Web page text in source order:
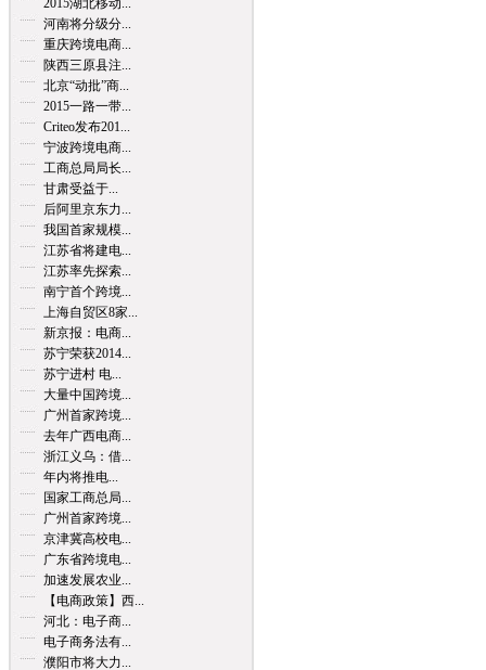
2015湖北移动...
河南将分级分...
重庆跨境电商...
陕西三原县注...
北京“动批”商...
2015一路一带...
Criteo发布201...
宁波跨境电商...
工商总局局长...
甘肃受益于...
后阿里京东力...
我国首家规模...
江苏省将建电...
江苏率先探索...
南宁首个跨境...
上海自贸区8家...
新京报：电商...
苏宁荣获2014...
苏宁进村 电...
大量中国跨境...
广州首家跨境...
去年广西电商...
浙江义乌：借...
年内将推电...
国家工商总局...
广州首家跨境...
京津冀高校电...
广东省跨境电...
加速发展农业...
【电商政策】西...
河北：电子商...
电子商务法有...
濮阳市将大力...